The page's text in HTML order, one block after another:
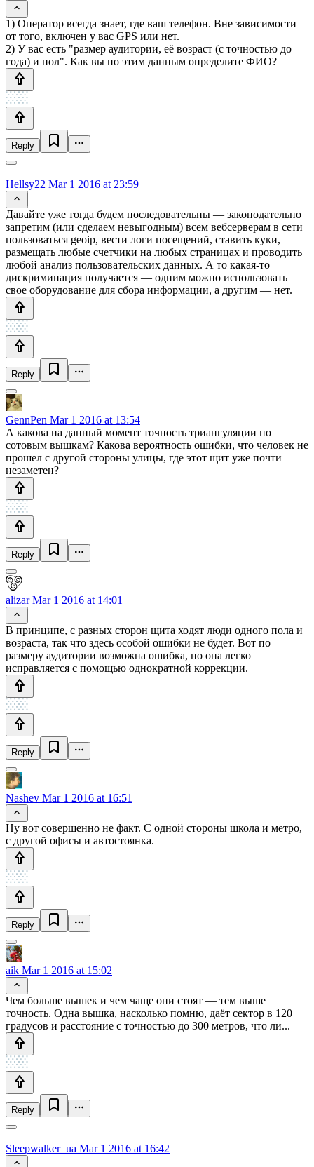
1) Оператор всегда знает, где ваш телефон. Вне зависимости
от того, включен у вас GPS или нет.
2) У вас есть "размер аудитории, её возраст (с точностью до
года) и пол". Как вы по этим данным определите ФИО?
Reply
Hellsy22 Mar 1 2016 at 23:59
Давайте уже тогда будем последовательны — законодательно
запретим (или сделаем невыгодным) всем вебсерверам в сети
пользоваться geoip, вести логи посещений, ставить куки,
размещать любые счетчики на любых страницах и проводить
любой анализ пользовательских данных. А то какая-то
дискриминация получается — одним можно использовать
свое оборудование для сбора информации, а другим — нет.
Reply
GennPen Mar 1 2016 at 13:54
А какова на данный момент точность триангуляции по
сотовым вышкам? Какова вероятность ошибки, что человек не
прошел с другой стороны улицы, где этот щит уже почти
незаметен?
Reply
alizarMar 1 2016 at 14:01
В принципе, с разных сторон щита ходят люди одного пола и
возраста, так что здесь особой ошибки не будет. Вот по
размеру аудитории возможна ошибка, но она легко
исправляется с помощью однократной коррекции.
Reply
Nashev Mar 1 2016 at 16:51
Ну вот совершенно не факт. С одной стороны школа и метро,
с другой офисы и автостоянка.
Reply
aik Mar 1 2016 at 15:02
Чем больше вышек и чем чаще они стоят — тем выше
точность. Одна вышка, насколько помню, даёт сектор в 120
градусов и расстояние с точностью до 300 метров, что ли...
Reply
Sleepwalker_ua Mar 1 2016 at 16:42